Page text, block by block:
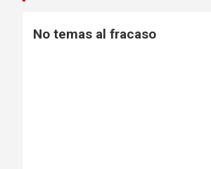
No temas al fracaso